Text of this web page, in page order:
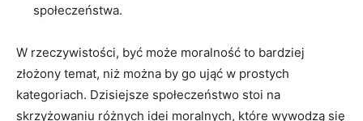
społeczeństwa.
W⁤ rzeczywistości, być może moralność to bardziej
złożony​ temat, niż można by go ująć ‍w prostych‍
kategoriach. Dzisiejsze społeczeństwo stoi na
skrzyżowaniu różnych idei moralnych, które‌ wywodzą‍ się